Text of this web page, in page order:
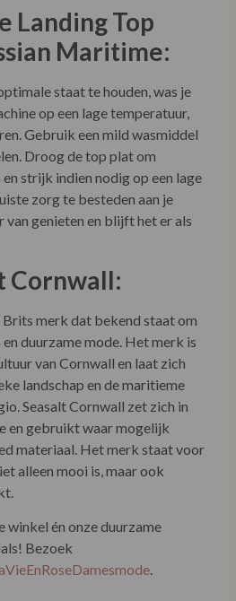
Droog de top plat om
strijk indien nodig op een lage
van genieten en blijft het er als
Cornwall:
Brits merk dat bekend staat om
duurzame mode. Het merk is
van Cornwall en laat zich
Seasalt Cornwall zet zich in
materiaal. Het merk staat voor
alleen mooi is, maar ook
winkel én onze duurzame
Bezoek